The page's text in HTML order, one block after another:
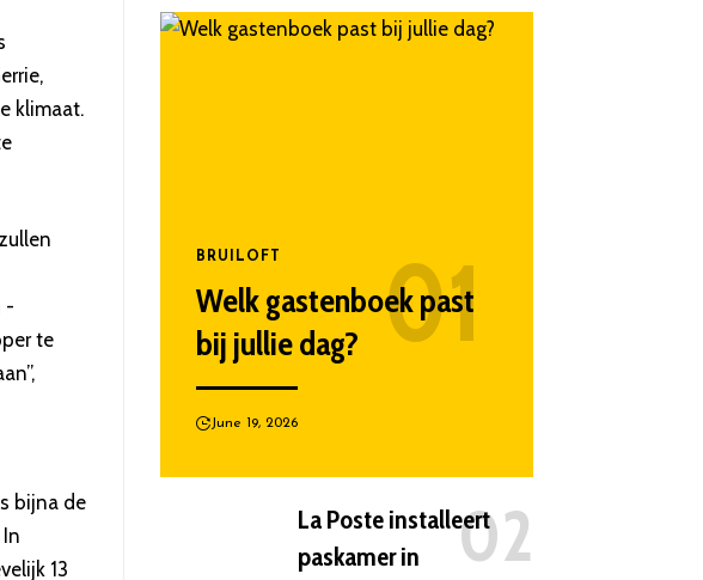
klimaat.
-
te
bijna de
13
BRUILOFT
Welk gastenboek past
bij jullie dag?
June 19, 2026
La Poste installeert
paskamer in